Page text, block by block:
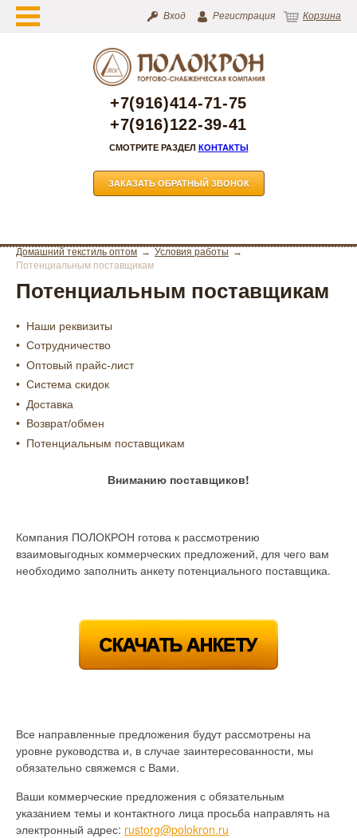
Вход Регистрация Корзина
+7(916)414-71-75
+7(916)122-39-41
СМОТРИТЕ РАЗДЕЛ КОНТАКТЫ
ЗАКАЗАТЬ ОБРАТНЫЙ ЗВОНОК
Домашний текстиль оптом
Условия работы
Потенциальным поставщикам
Потенциальным поставщикам
Наши реквизиты
Сотрудничество
Оптовый прайс-лист
Система скидок
Доставка
Возврат/обмен
Потенциальным поставщикам
Вниманию поставщиков!
Компания ПОЛОКРОН готова к рассмотрению
взаимовыгодных коммерческих предложений, для чего вам
необходимо заполнить анкету потенциального поставщика.
Все направленные предложения будут рассмотрены на
уровне руководства и, в случае заинтересованности, мы
обязательно свяжемся с Вами.
Ваши коммерческие предложения с обязательным
указанием темы и контактного лица просьба направлять на
электронный адрес: rustorg@polokron.ru